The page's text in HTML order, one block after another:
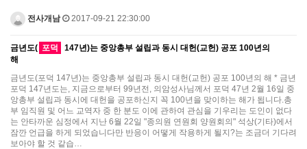
전사개남 2017-09-21 22:30:00
금년도( 포덕
147년)는 중앙총부 설립과 동시 대헌(교헌) 공포 100년의
해
금년도(포덕 147년)는 중앙총부 설립과 동시 대헌(교헌) 공포 100년의 해 * 금년
포덕 147년도는, 지금으로부터 99년전, 의암성사님께서 포덕 47년 2월 16일 중
앙총부 설립과 동시에 대헌을 공포하신지 꼭 100년을 맞이하는 해가 됩니다.총
부 임직원 및 어느 교역자 중 한 분도 이에 관하여 관심을 기우리는 도인이 없다
는 안타까운 심정에서 지난 6월 22일 "종의원 연원회 양원회의" 석상(기타)에서
잠깐 언급을 하게 되었습니다만 반응이 어떻게 작용하게 될지?는 조금더 기다려
보아야 할 것 같습…